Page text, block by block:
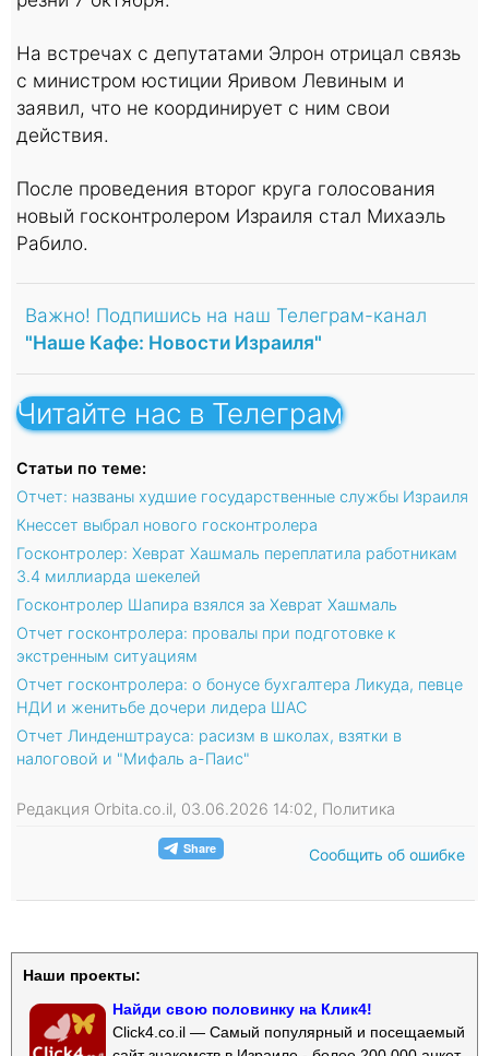
На встречах с депутатами Элрон отрицал связь
с министром юстиции Яривом Левиным и
заявил, что не координирует с ним свои
действия.
После проведения второг круга голосования
новый госконтролером Израиля стал Михаэль
Рабило.
Важно! Подпишись на наш Телеграм-канал
"Наше Кафе: Новости Израиля"
Читайте нас в Телеграм
Статьи по теме:
Отчет: названы худшие государственные службы Израиля
Кнессет выбрал нового госконтролера
Госконтролер: Хеврат Хашмаль переплатила работникам
3.4 миллиарда шекелей
Госконтролер Шапира взялся за Хеврат Хашмаль
Отчет госконтролера: провалы при подготовке к
экстренным ситуациям
Отчет госконтролера: о бонусе бухгалтера Ликуда, певце
НДИ и женитьбе дочери лидера ШАС
Отчет Линденштрауса: расизм в школах, взятки в
налоговой и "Мифаль а-Паис"
Редакция Orbita.co.il, 03.06.2026 14:02, Политика
Сообщить об ошибке
Наши проекты:
Найди свою половинку на Клик4!
Click4.co.il — Самый популярный и посещаемый